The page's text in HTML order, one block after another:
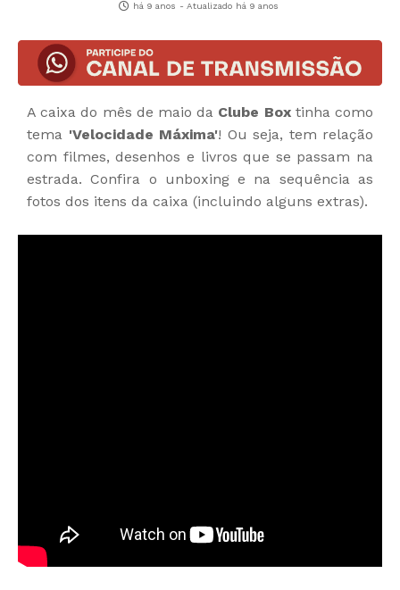
há 9 anos - Atualizado há 9 anos
A caixa do mês de maio da Clube Boxtinha como
tema 'Velocidade Máxima'! Ou seja, tem relação
com filmes, desenhos e livros que se passam na
estrada. Confira o unboxing e na sequência as
fotos dos itens da caixa (incluindo alguns extras).